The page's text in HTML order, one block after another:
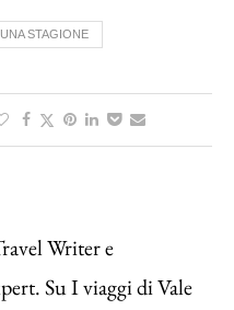
STAGIONE
Writer e
Su I viaggi di Vale